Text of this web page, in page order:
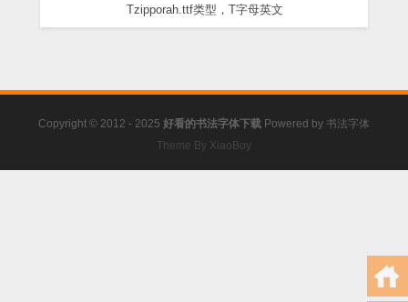
Tzipporah.ttf类型，T字母英文
Copyright © 2012 - 2025 好看的书法字体下载 Powered by 书法字体
Theme By XiaoBoy